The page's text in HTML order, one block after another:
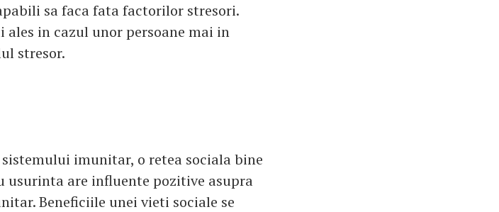
sa faca fata factorilor stresori.
in cazul unor persoane mai in
stresor.
imunitar, o retea sociala bine
are influente pozitive asupra
Beneficiile unei vieti sociale se